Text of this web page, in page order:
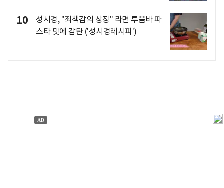
10
성시경, "죄책감의 상징" 라면 투움바 파
스타 맛에 감탄 ('성시경레시피')